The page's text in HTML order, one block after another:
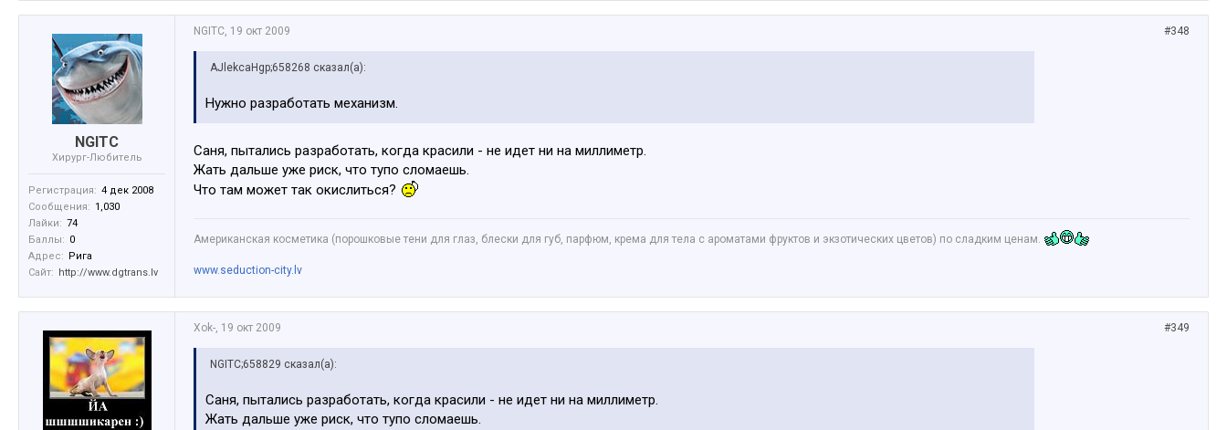
NGITC
Хирург-Любитель
Регистрация: 4 дек 2008
Сообщения: 1,030
Лайки: 74
Баллы: 0
Адрес: Рига
Сайт: http://www.dgtrans.lv
#348
NGITC, 19 окт 2009
AJlekcaHgp;658268 сказал(а):
Нужно разработать механизм.
Саня, пытались разработать, когда красили - не идет ни на миллиметр.
Жать дальше уже риск, что тупо сломаешь.
Что там может так окислиться?
Американская косметика (порошковые тени для глаз, блески для губ, парфюм, крема для тела с ароматами фруктов и экзотических цветов) по сладким ценам.
www.seduction-city.lv
#349
Xok-, 19 окт 2009
NGITC;658829 сказал(а):
Саня, пытались разработать, когда красили - не идет ни на миллиметр.
Жать дальше уже риск, что тупо сломаешь.